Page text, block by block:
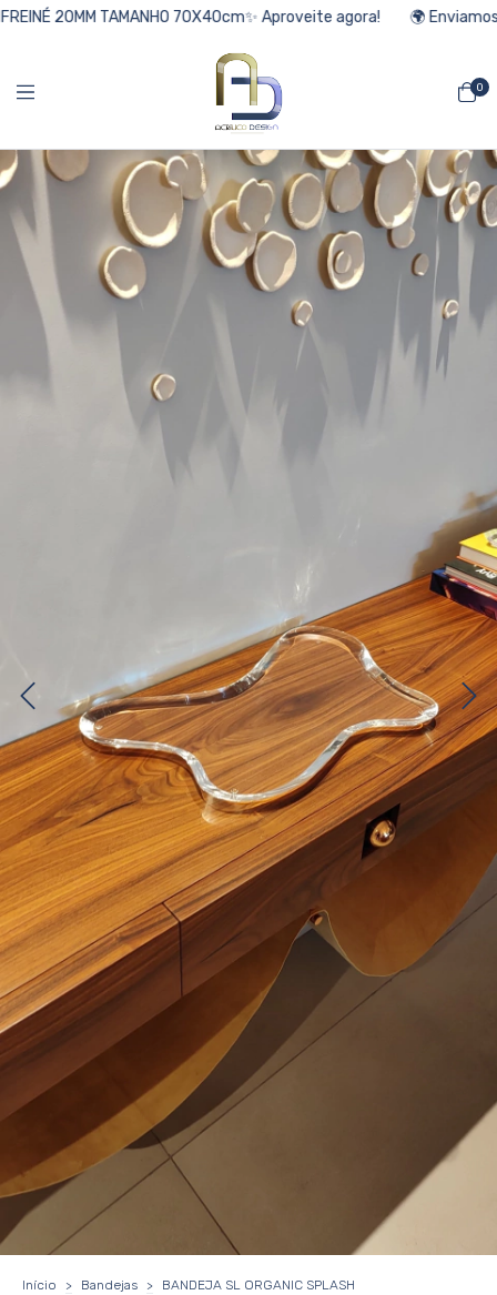
20MM TAMANHO 70X40cm✨ Aproveite agora! 🌍 Enviamos
0
Início > Bandejas > BANDEJA SL ORGANIC SPLASH